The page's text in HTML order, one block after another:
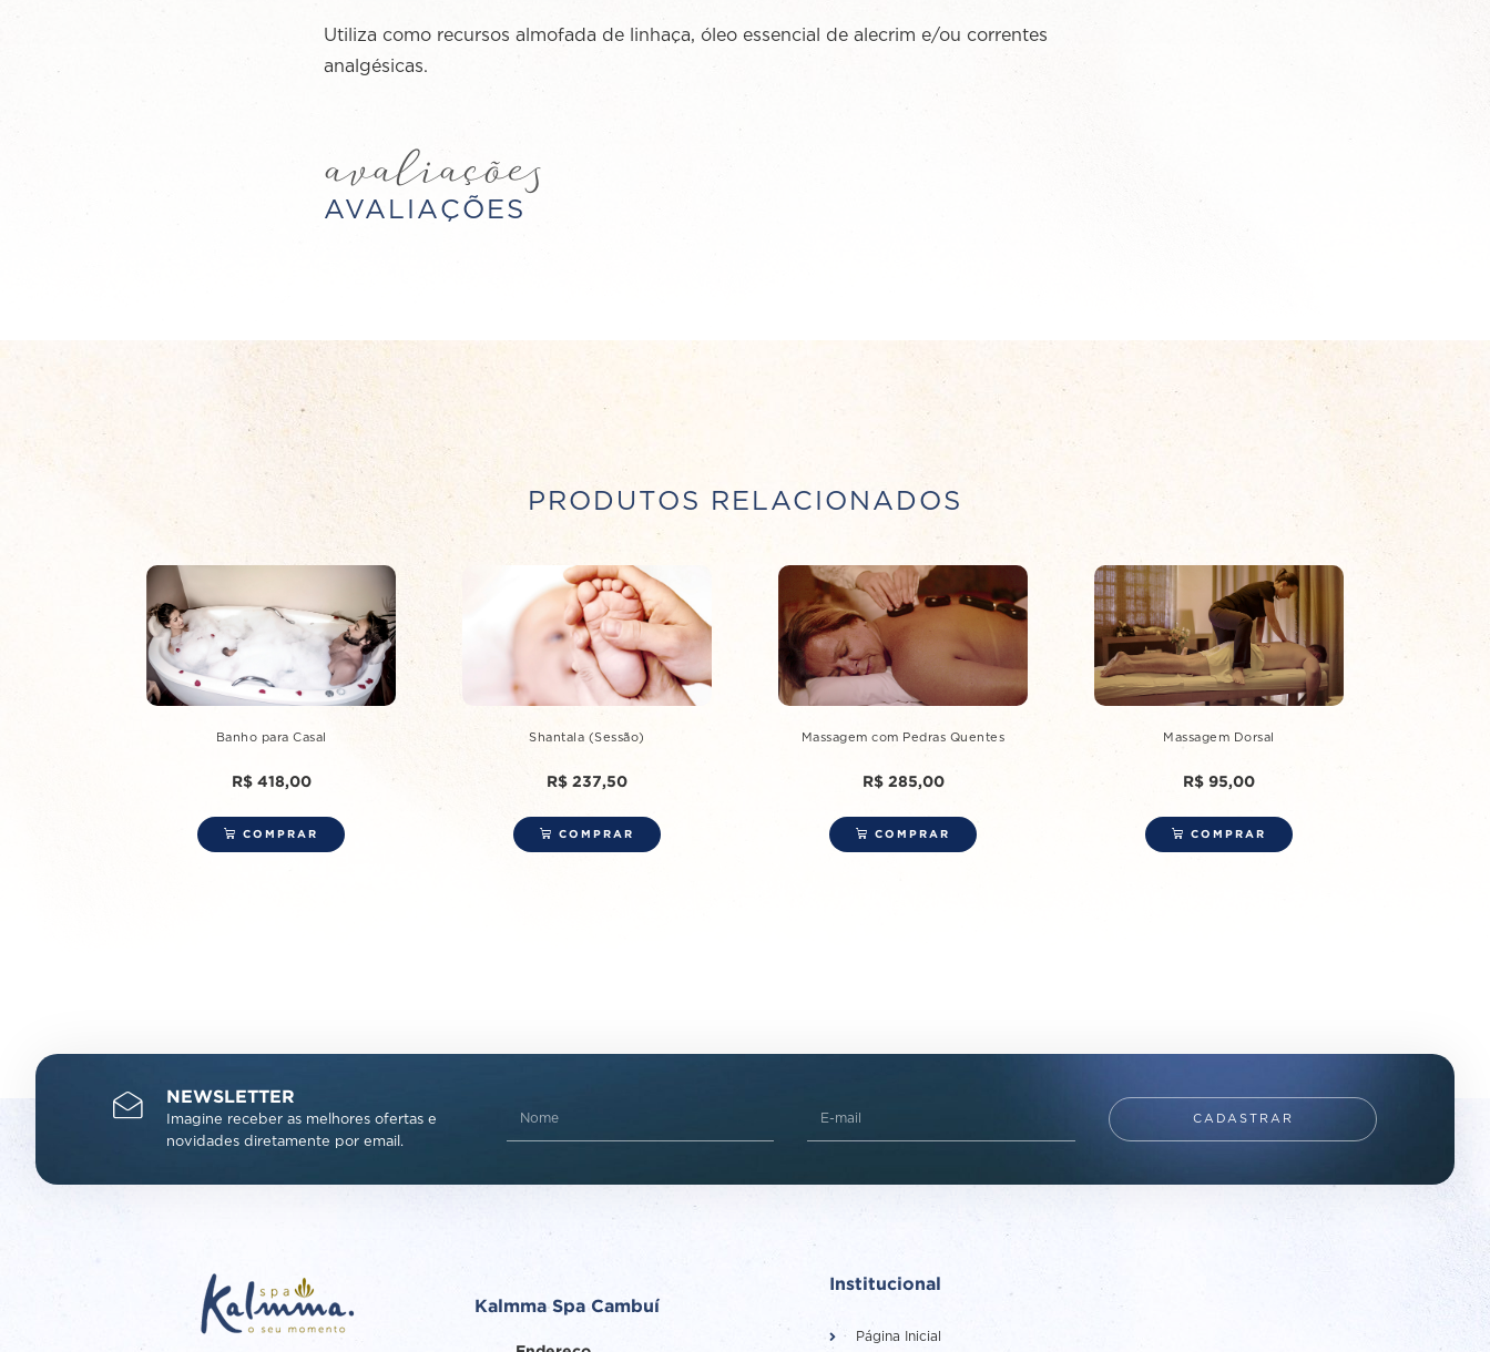
Utiliza como recursos almofada de linhaça, óleo essencial de alecrim e/ou correntes
analgésicas.
avaliações
AVALIAÇÕES
PRODUTOS RELACIONADOS
Banho para Casal
R$418,00
COMPRAR
Shantala (Sessão)
R$ 237,50
COMPRAR
Massagem com Pedras Quentes
R$285,00
COMPRAR
Massagem Dorsal
R$ 95,00
COMPRAR
NEWSLETTER
Imagine receber as melhores ofertas e
novidades diretamente por email.
CADASTRAR
Kalmma Spa Cambuí
Institucional
Página Inicial